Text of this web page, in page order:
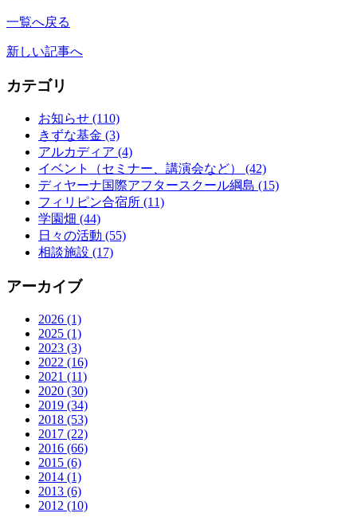
一覧へ戻る
新しい記事へ
カテゴリ
お知らせ (110)
きずな基金 (3)
アルカディア (4)
イベント（セミナー、講演会など） (42)
ディヤーナ国際アフタースクール綱島 (15)
フィリピン合宿所 (11)
学園畑 (44)
日々の活動 (55)
相談施設 (17)
アーカイブ
2026 (1)
2025 (1)
2023 (3)
2022 (16)
2021 (11)
2020 (30)
2019 (34)
2018 (53)
2017 (22)
2016 (66)
2015 (6)
2014 (1)
2013 (6)
2012 (10)